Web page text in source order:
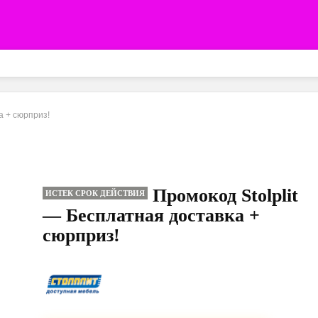
+ сюрприз!
ИСТЕК СРОК ДЕЙСТВИЯ
Промокод Stolplit
— Бесплатная доставка +
сюрприз!